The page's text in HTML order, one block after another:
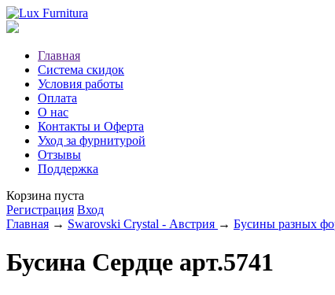
Главная
Система скидок
Условия работы
Оплата
О нас
Контакты и Оферта
Уход за фурнитурой
Отзывы
Поддержка
Корзина пуста
Регистрация Вход
Главная → Swarovski Crystal - Австрия → Бусины разных
Бусина Сердце арт.5741